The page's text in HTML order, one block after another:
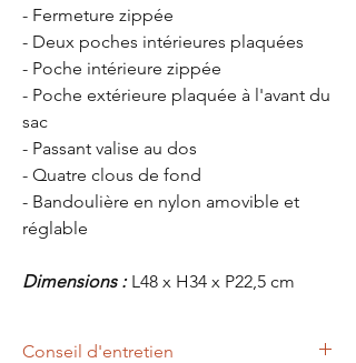
- Fermeture zippée
- Deux poches intérieures plaquées
- Poche intérieure zippée
- Poche extérieure plaquée à l'avant du
sac
- Passant valise au dos
- Quatre clous de fond
- Bandoulière en nylon amovible et
réglable
Dimensions : L48 x H34 x P22,5 cm
Conseil d'entretien